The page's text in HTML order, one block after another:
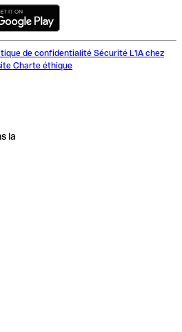
de confidentialité Sécurité L'IA chez
Charte éthique
la